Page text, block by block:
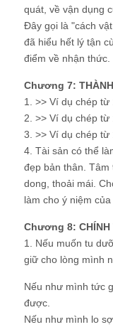
quát, về vận dụng
Đây gọi là "cách
đã hiểu hết lý tận
điểm về nhận thức.
Chương 7:
1. >> Ví dụ chép từ
2. >> Ví dụ chép từ
3. >> Ví dụ chép từ
4. Tài sản có thể
đẹp bản thân.
dong, thoải mái.
làm cho ý niệm
Chương 8: CHÍNH
1. Nếu muốn tu
giữ cho lòng mình
Nếu như mình tức
được.
Nếu như mình lo